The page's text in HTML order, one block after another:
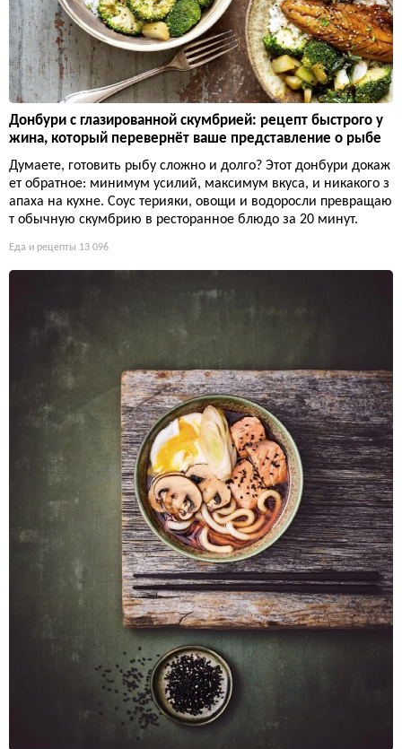
Донбури с глазированной скумбрией: рецепт быстрого у
жина, который перевернёт ваше представление о рыбе
Думаете, готовить рыбу сложно и долго? Этот донбури докаж
ет обратное: минимум усилий, максимум вкуса, и никакого з
апаха на кухне. Соус терияки, овощи и водоросли превращаю
т обычную скумбрию в ресторанное блюдо за 20 минут.
Еда и рецепты 13 096